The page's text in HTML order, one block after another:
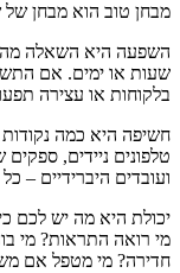
מבחן טוב הוא מבחן
השפעה היא השאלה מה
שעות או ימים. אם
בלקוחות או עצירה
חשיפה היא כמה
טלפונים ניידים,
ועובדים היברידיים –
יכולת היא מה יש לכם
מי רואה התראות? מי
חדירה? מי מטפל אם